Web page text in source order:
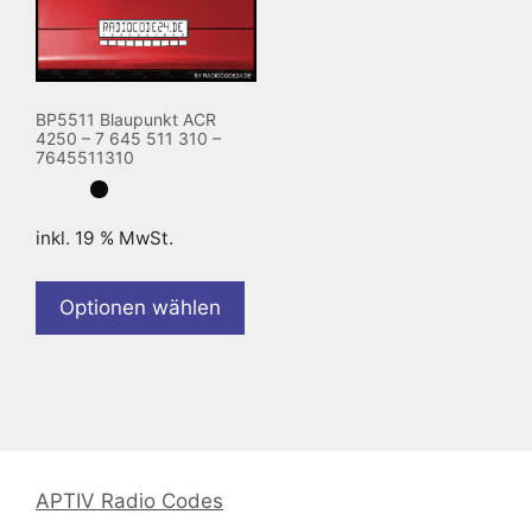
BP5511 Blaupunkt ACR
4250 – 7 645 511 310 –
7645511310
inkl. 19 % MwSt.
Optionen wählen
APTIV Radio Codes